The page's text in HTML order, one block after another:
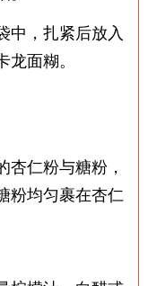
中，扎紧后放入
面糊。
杏仁粉与糖粉，
粉均匀裹在杏仁